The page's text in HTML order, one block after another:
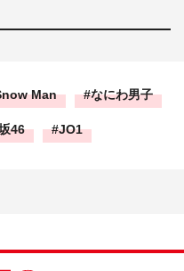
Man なにわ男子
46 JO1